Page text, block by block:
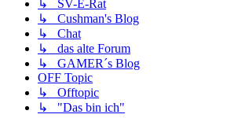
↳ SV-E-Rat
↳ Cushman's Blog
↳ Chat
↳ das alte Forum
↳ GAMER´s Blog
OFF Topic
↳ Offtopic
↳ "Das bin ich"